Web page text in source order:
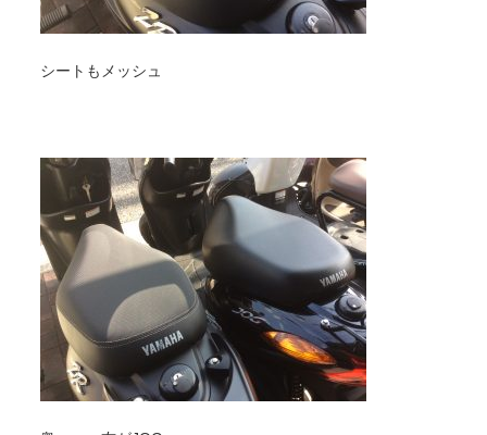
シートもメッシュ